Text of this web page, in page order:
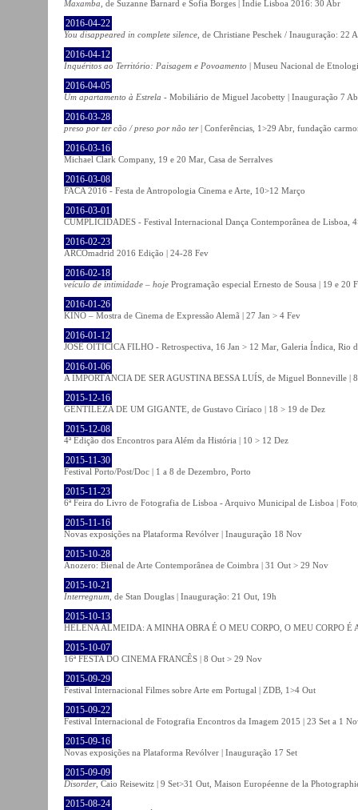
Maxamba , de Suzanne Barnard e Sofia Borges | Indie Lisboa 2016: 30 Abr
2016-04-22
You disappeared in complete silence , de Christiane Peschek / Inauguração: 22
2016-04-12
Inquéritos ao Território: Paisagem e Povoamento | Museu Nacional de
2016-04-05
Um apartamento à Estrela - Mobiliário de Miguel Jacobetty | Inauguração 7
2016-03-28
preso por ter cão / preso por não ter| Conferências, 1>29 Abr, fundação
2016-03-16
Michael Clark Company, 19 e 20 Mar, Casa de Serralves
2016-03-08
FACA 2016 - Festa de Antropologia Cinema e Arte, 10>12 Março
2016-03-01
CUMPLICIDADES - Festival Internacional Dança Contemporânea de Lisboa,
2016-02-23
ARCOmadrid 2016 Edição | 24-28 Fev
2016-02-18
veículo de intimidade – hoje Programação especial Ernesto de Sousa | 19 e 20
2016-01-26
KINO – Mostra de Cinema de Expressão Alemã | 27 Jan > 4 Fev
2016-01-12
JOSÉ OITICICA FILHO - Retrospectiva, 16 Jan > 12 Mar, Galeria Índica, Rio
2016-01-06
A IMPORTÂNCIA DE SER AGUSTINA BESSA LUÍS, de Miguel Bonneville |
2015-12-16
GENTILEZA DE UM GIGANTE, de Gustavo Ciríaco | 18 > 19 de Dez
2015-12-08
4ª Edição dos Encontros para Além da História | 10 > 12 Dez
2015-11-30
Festival Porto/Post/Doc | 1 a 8 de Dezembro, Porto
2015-11-23
6ª Feira do Livro de Fotografia de Lisboa - Arquivo Municipal de Lisboa |
2015-11-16
Novas exposições na Plataforma Revólver | Inauguração 18 Nov
2015-10-28
Anozero: Bienal de Arte Contemporânea de Coimbra | 31 Out > 29 Nov
2015-10-21
Interregnum , de Stan Douglas | Inauguração: 21 Out, 19h
2015-10-13
HELENA ALMEIDA: A MINHA OBRA É O MEU CORPO, O MEU CORPO É
2015-10-07
16ª FESTA DO CINEMA FRANCÊS | 8 Out > 29 Nov
2015-09-29
Festival Internacional Filmes sobre Arte em Portugal | ZDB, 1>4 Out
2015-09-22
Festival Internacional de Fotografia Encontros da Imagem 2015 | 23 Set a 1
2015-09-16
Novas exposições na Plataforma Revólver | Inauguração 17 Set
2015-09-09
Disorder, Caio Reisewitz | 9 Set>31 Out, Maison Européenne de la
2015-08-24